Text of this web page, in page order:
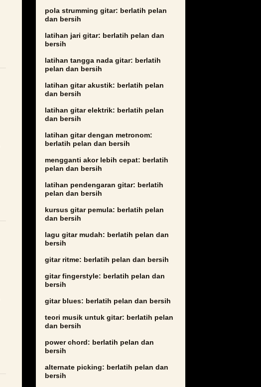
pola strumming gitar: berlatih pelan
dan bersih
latihan jari gitar: berlatih pelan dan
bersih
latihan tangga nada gitar: berlatih
pelan dan bersih
latihan gitar akustik: berlatih pelan
dan bersih
latihan gitar elektrik: berlatih pelan
dan bersih
latihan gitar dengan metronom:
berlatih pelan dan bersih
mengganti akor lebih cepat: berlatih
pelan dan bersih
latihan pendengaran gitar: berlatih
pelan dan bersih
kursus gitar pemula: berlatih pelan
dan bersih
lagu gitar mudah: berlatih pelan dan
bersih
gitar ritme: berlatih pelan dan bersih
gitar fingerstyle: berlatih pelan dan
bersih
gitar blues: berlatih pelan dan bersih
teori musik untuk gitar: berlatih pelan
dan bersih
power chord: berlatih pelan dan
bersih
alternate picking: berlatih pelan dan
bersih